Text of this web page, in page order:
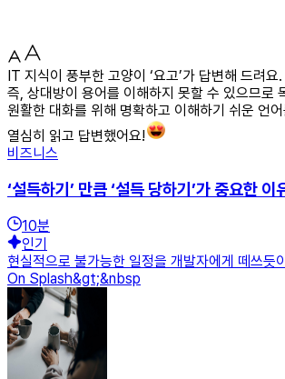
IT 지식이 풍부한 고양이 ‘요고’가 답변해 드려
즉, 상대방이 용어를 이해하지 못할 수 있으므로
원활한 대화를 위해 명확하고 이해하기 쉬운 언
열심히 읽고 답변했어요!
비즈니스
‘설득하기’ 만큼 ‘설득 당하기’가 중요한 이
10분
인기
현실적으로 불가능한 일정을 개발자에게 떼쓰
On Splash&gt;&nbsp